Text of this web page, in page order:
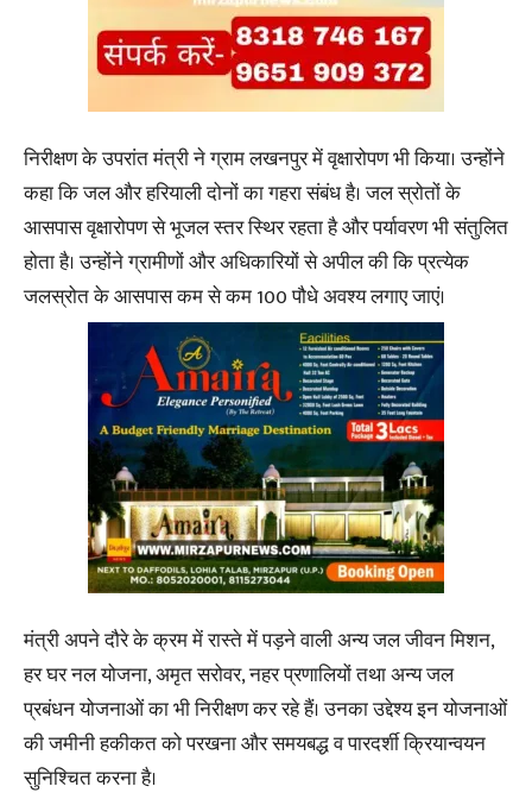
निरीक्षण के उपरांत मंत्री ने ग्राम लखनपुर में वृक्षारोपण भी किया। उन्होंने
कहा कि जल और हरियाली दोनों का गहरा संबंध है। जल स्रोतों के
आसपास वृक्षारोपण से भूजल स्तर स्थिर रहता है और पर्यावरण भी संतुलित
होता है। उन्होंने ग्रामीणों और अधिकारियों से अपील की कि प्रत्येक
जलस्रोत के आसपास कम से कम 100 पौधे अवश्य लगाए जाएं।
मंत्री अपने दौरे के क्रम में रास्ते में पड़ने वाली अन्य जल जीवन मिशन,
हर घर नल योजना, अमृत सरोवर, नहर प्रणालियों तथा अन्य जल
प्रबंधन योजनाओं का भी निरीक्षण कर रहे हैं। उनका उद्देश्य इन योजनाओं
की जमीनी हकीकत को परखना और समयबद्ध व पारदर्शी क्रियान्वयन
सुनिश्चित करना है।